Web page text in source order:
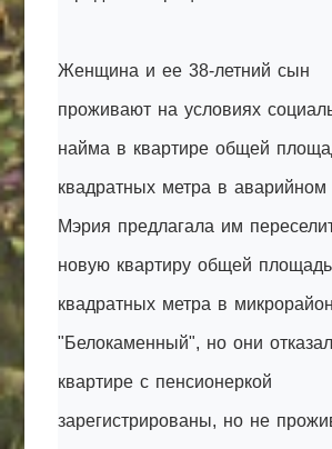
Женщина и ее 38-летний сын
проживают на условиях
найма в квартире общей
квадратных метра в аварийном
Мэрия предлагала им
новую квартиру общей
квадратных метра в
"Белокаменный", но они
квартире с пенсионеркой
зарегистрированы, но не